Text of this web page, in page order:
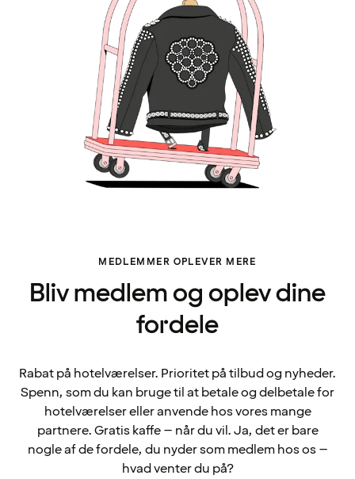
MEDLEMMER OPLEVER MERE
Bliv medlem og oplev dine
fordele
Rabat på hotelværelser. Prioritet på tilbud og nyheder.
Spenn, som du kan bruge til at betale og delbetale for
hotelværelser eller anvende hos vores mange
partnere. Gratis kaffe – når du vil. Ja, det er bare
nogle af de fordele, du nyder som medlem hos os –
hvad venter du på?